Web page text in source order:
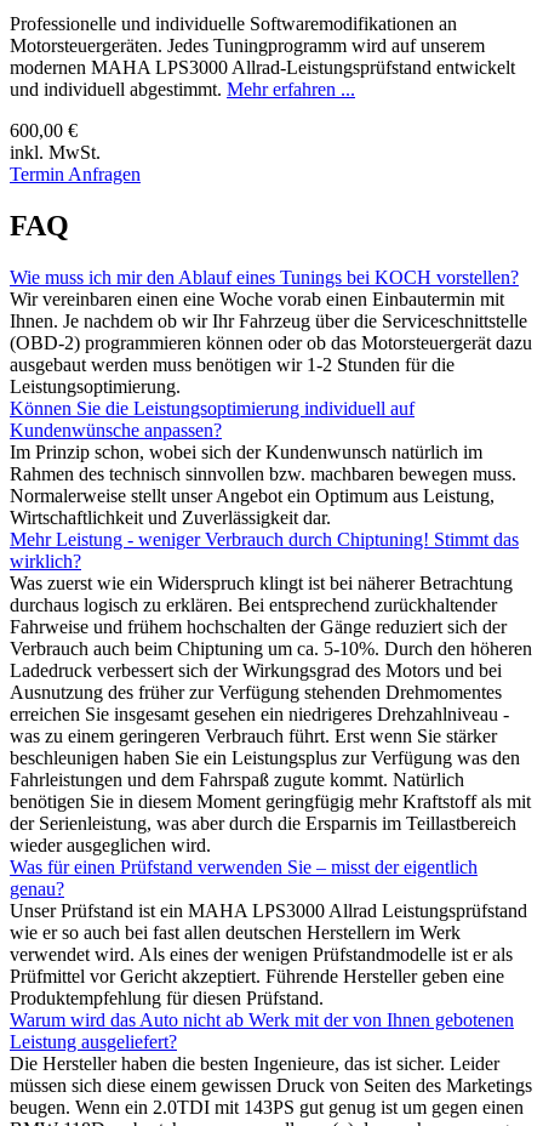
Professionelle und individuelle Softwaremodifikationen an
Motorsteuergeräten. Jedes Tuningprogramm wird auf unserem
modernen MAHA LPS3000 Allrad-Leistungsprüfstand entwickelt
und individuell abgestimmt. Mehr erfahren ...
600,00 €
inkl. MwSt.
Termin Anfragen
FAQ
Wie muss ich mir den Ablauf eines Tunings bei KOCH vorstellen?
Wir vereinbaren einen eine Woche vorab einen Einbautermin mit
Ihnen. Je nachdem ob wir Ihr Fahrzeug über die Serviceschnittstelle
(OBD-2) programmieren können oder ob das Motorsteuergerät dazu
ausgebaut werden muss benötigen wir 1-2 Stunden für die
Leistungsoptimierung.
Können Sie die Leistungsoptimierung individuell auf
Kundenwünsche anpassen?
Im Prinzip schon, wobei sich der Kundenwunsch natürlich im
Rahmen des technisch sinnvollen bzw. machbaren bewegen muss.
Normalerweise stellt unser Angebot ein Optimum aus Leistung,
Wirtschaftlichkeit und Zuverlässigkeit dar.
Mehr Leistung - weniger Verbrauch durch Chiptuning! Stimmt das
wirklich?
Was zuerst wie ein Widerspruch klingt ist bei näherer Betrachtung
durchaus logisch zu erklären. Bei entsprechend zurückhaltender
Fahrweise und frühem hochschalten der Gänge reduziert sich der
Verbrauch auch beim Chiptuning um ca. 5-10%. Durch den höheren
Ladedruck verbessert sich der Wirkungsgrad des Motors und bei
Ausnutzung des früher zur Verfügung stehenden Drehmomentes
erreichen Sie insgesamt gesehen ein niedrigeres Drehzahlniveau -
was zu einem geringeren Verbrauch führt. Erst wenn Sie stärker
beschleunigen haben Sie ein Leistungsplus zur Verfügung was den
Fahrleistungen und dem Fahrspaß zugute kommt. Natürlich
benötigen Sie in diesem Moment geringfügig mehr Kraftstoff als mit
der Serienleistung, was aber durch die Ersparnis im Teillastbereich
wieder ausgeglichen wird.
Was für einen Prüfstand verwenden Sie – misst der eigentlich
genau?
Unser Prüfstand ist ein MAHA LPS3000 Allrad Leistungsprüfstand
wie er so auch bei fast allen deutschen Herstellern im Werk
verwendet wird. Als eines der wenigen Prüfstandmodelle ist er als
Prüfmittel vor Gericht akzeptiert. Führende Hersteller geben eine
Produktempfehlung für diesen Prüfstand.
Warum wird das Auto nicht ab Werk mit der von Ihnen gebotenen
Leistung ausgeliefert?
Die Hersteller haben die besten Ingenieure, das ist sicher. Leider
müssen sich diese einem gewissen Druck von Seiten des Marketings
beugen. Wenn ein 2.0TDI mit 143PS gut genug ist um gegen einen